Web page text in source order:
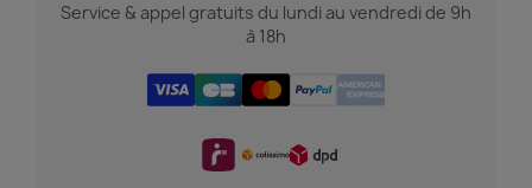
Service & appel gratuits du lundi au vendredi de 9h
à 18h